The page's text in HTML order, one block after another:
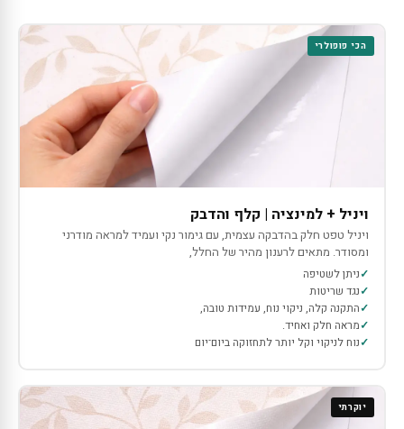
הכי פופולרי
ויניל + למינציה | קלף והדבק
ויניל טפט חלק בהדבקה עצמית, עם גימור נקי ועמיד למראה מודרני
ומסודר. מתאים לרענון מהיר של החלל,
ניתן לשטיפה
נגד שריטות
התקנה קלה, ניקוי נוח, עמידות טובה,
מראה חלק ואחיד.
נוח לניקוי וקל יותר לתחזוקה ביום־יום
יוקרתי